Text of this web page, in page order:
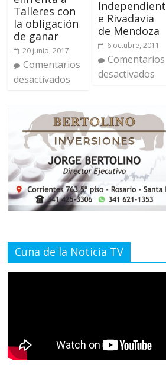
Talleres con
la obligación
de ganar
20 junio, 2017
Comentarios
desactivados
Independient
e Rivadavia
de Mendoza
6 octubre, 2011
Comentarios
desactivados
Cuna de la Noticia TV